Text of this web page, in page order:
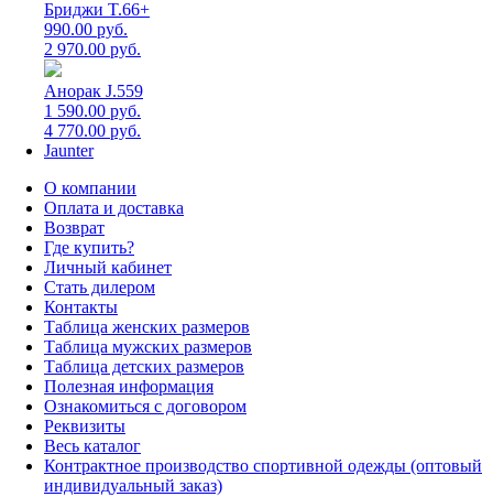
Бриджи T.66+
990.00 руб.
2 970.00 руб.
Анорак J.559
1 590.00 руб.
4 770.00 руб.
Jaunter
О компании
Оплата и доставка
Возврат
Где купить?
Личный кабинет
Стать дилером
Контакты
Таблица женских размеров
Таблица мужских размеров
Таблица детских размеров
Полезная информация
Ознакомиться с договором
Реквизиты
Весь каталог
Контрактное производство спортивной одежды (оптовый
индивидуальный заказ)